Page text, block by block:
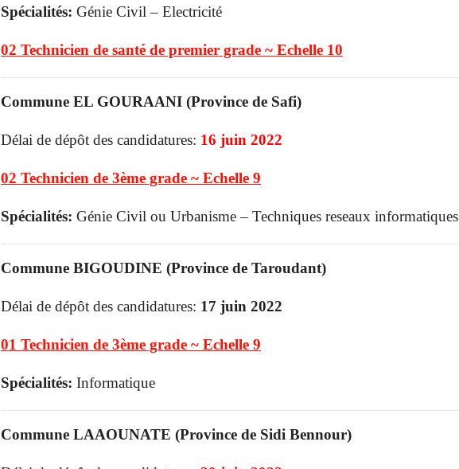
Spécialités: Génie Civil – Electricité
02 Technicien de santé de premier grade ~ Echelle 10
Commune EL GOURAANI (Province de Safi)
Délai de dépôt des candidatures: 16 juin 2022
02 Technicien de 3ème grade ~ Echelle 9
Spécialités: Génie Civil ou Urbanisme – Techniques reseaux informatiques
Commune BIGOUDINE (Province de Taroudant)
Délai de dépôt des candidatures: 17 juin 2022
01 Technicien de 3ème grade ~ Echelle 9
Spécialités: Informatique
Commune LAAOUNATE (Province de Sidi Bennour)